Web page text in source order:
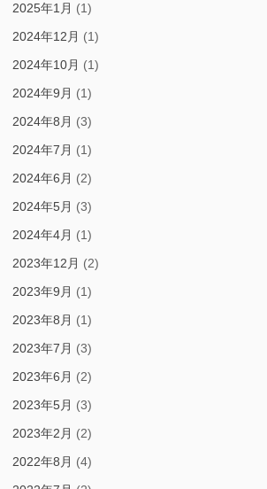
2025年1月 (1)
2024年12月 (1)
2024年10月 (1)
2024年9月 (1)
2024年8月 (3)
2024年7月 (1)
2024年6月 (2)
2024年5月 (3)
2024年4月 (1)
2023年12月 (2)
2023年9月 (1)
2023年8月 (1)
2023年7月 (3)
2023年6月 (2)
2023年5月 (3)
2023年2月 (2)
2022年8月 (4)